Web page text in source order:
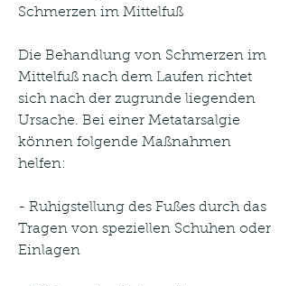
Schmerzen im Mittelfuß
Die Behandlung von Schmerzen im
Mittelfuß nach dem Laufen richtet
sich nach der zugrunde liegenden
Ursache. Bei einer Metatarsalgie
können folgende Maßnahmen
helfen:
- Ruhigstellung des Fußes durch das
Tragen von speziellen Schuhen oder
Einlagen